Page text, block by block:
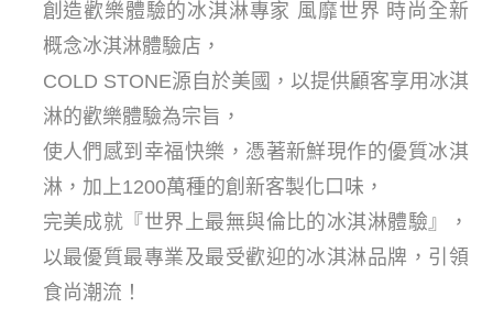
創造歡樂體驗的冰淇淋專家 風靡世界 時尚全新
概念冰淇淋體驗店，
COLD STONE源自於美國，以提供顧客享用冰淇
淋的歡樂體驗為宗旨，
使人們感到幸福快樂，憑著新鮮現作的優質冰淇
淋，加上1200萬種的創新客製化口味，
完美成就『世界上最無與倫比的冰淇淋體驗』，
以最優質最專業及最受歡迎的冰淇淋品牌，引領
食尚潮流！